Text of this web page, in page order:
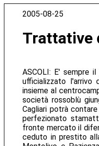
2005-08-25
Trattative
ASCOLI: E' sempre
ufficializzato l'arrivo
insieme al
società rossoblù
Cagliari potrà
perfezionato
fronte mercato il
ceduto in prestito